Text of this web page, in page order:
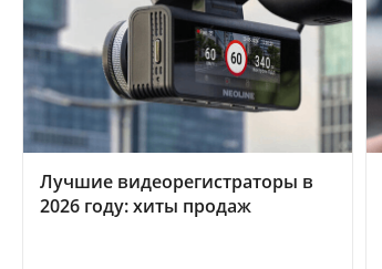
Лучшие видеорегистраторы в
2026 году: хиты продаж